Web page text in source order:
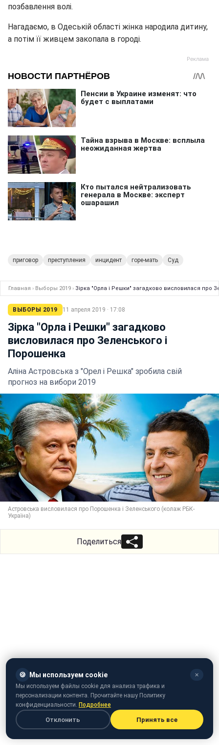
позбавлення волі.
Нагадаємо, в Одеській області жінка народила дитину,
а потім її живцем закопала в городі.
приговор преступления инцидент горе-мать Суд
Главная › Выборы 2019 › Зірка "Орла і Решки" загадково висловилася про
ВЫБОРЫ 2019 11 апреля 2019 · 17:08
Зірка "Орла і Решки" загадково
висловилася про Зеленського і
Порошенка
Аліна Астровська з "Орел і Решка" зробила свій
прогноз на вибори 2019
Астровська висловилася про Порошенка і Зеленського (колаж РБК-
Україна)
Поделиться
🍪 Мы используем cookie ✕
Мы используем файлы cookie для анализа трафика и
персонализации контента. Прочитайте нашу Политику
конфиденциальности. Подробнее
Отклонить Принять все